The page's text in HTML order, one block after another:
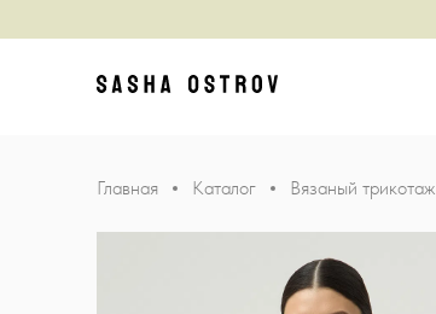
Главная
Главная Каталог Вязаный трикотаж